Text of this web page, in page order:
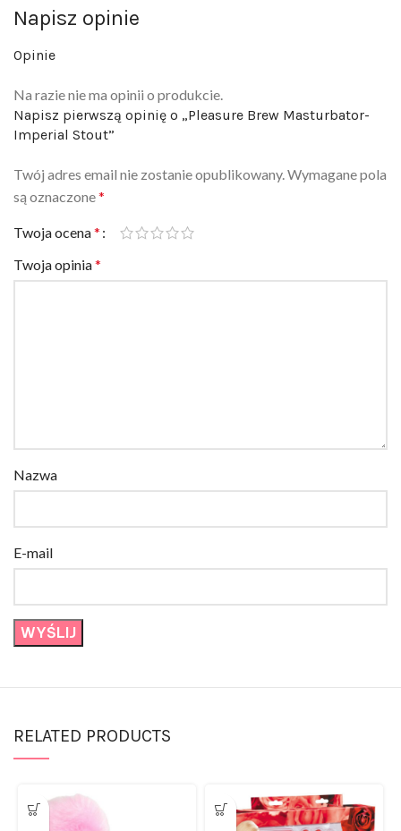
Napisz opinie
Opinie
Na razie nie ma opinii o produkcie.
Napisz pierwszą opinię o „Pleasure Brew Masturbator-
Imperial Stout”
Twój adres email nie zostanie opublikowany. Wymagane pola
są oznaczone*
Twoja ocena*
Twoja opinia*
Nazwa
E-mail
RELATED PRODUCTS